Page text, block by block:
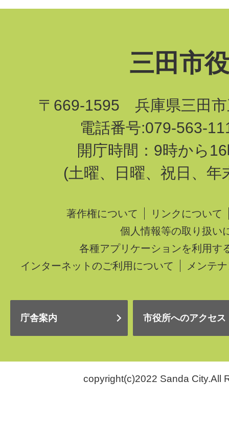
三田市
〒669-1595 兵庫県三田市
電話番号:079-563-
開庁時間：9時から
(土曜、日曜、祝日、年
著作権について
リンクについて
個人情報等の取り扱い
各種アプリケーションを利用す
インターネットのご利用について
メンテ
庁舎案内 市役所へのアクセス
copyright(c)2022 Sanda City.All